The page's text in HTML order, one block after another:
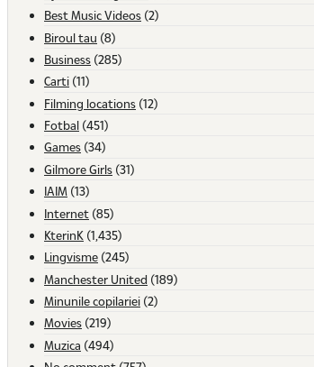
Best Music Videos (2)
Biroul tau (8)
Business (285)
Carti (11)
Filming locations (12)
Fotbal (451)
Games (34)
Gilmore Girls (31)
IAIM (13)
Internet (85)
KterinK (1,435)
Lingvisme (245)
Manchester United (189)
Minunile copilariei (2)
Movies (219)
Muzica (494)